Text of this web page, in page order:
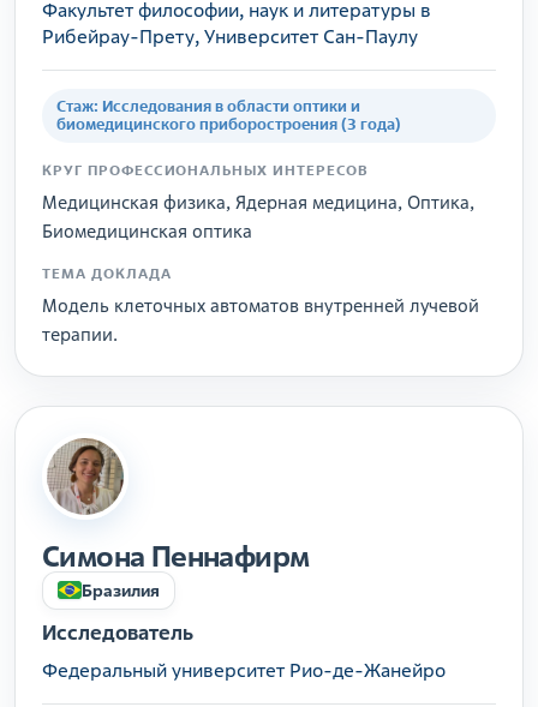
Факультет философии, наук и литературы в
Рибейрау-Прету, Университет Сан-Паулу
Стаж: Исследования в области оптики и
биомедицинского приборостроения (3 года)
КРУГ ПРОФЕССИОНАЛЬНЫХ ИНТЕРЕСОВ
Медицинская физика, Ядерная медицина, Оптика,
Биомедицинская оптика
ТЕМА ДОКЛАДА
Модель клеточных автоматов внутренней лучевой
терапии.
Симона Пеннафирм
Бразилия
Исследователь
Федеральный университет Рио-де-Жанейро